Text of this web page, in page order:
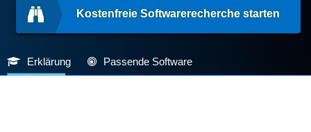
Kostenfreie Softwarerecherche starten
Erklärung Passende Software